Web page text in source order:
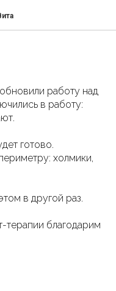
работу над
в работу:
готово.
холмики,
в другой раз.
терапии благодарим